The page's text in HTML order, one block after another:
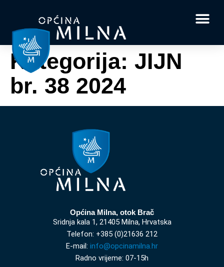
Kategorija: JIJN
br. 38 2024
Općina Milna, otok Brač
Sridnja kala 1, 21405 Milna, Hrvatska
Telefon: +385 (0)21636 212
E-mail: info@opcinamilna.hr
Radno vrijeme: 07-15h